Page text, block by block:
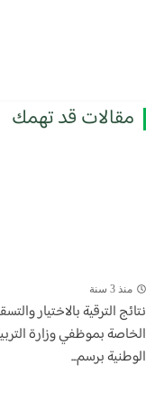
مقالات قد تهمك
منذ 3 سنة
​نتائج الترقية بالاختيار
الخاصة بموظفي وزارة
الوطنية برسم...